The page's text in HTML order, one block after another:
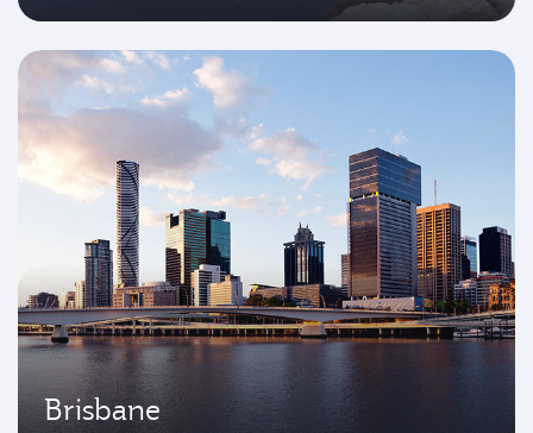
Brisbane